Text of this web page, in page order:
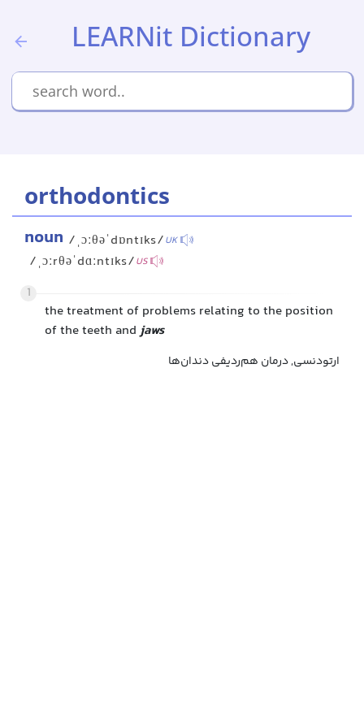
LEARNit Dictionary
orthodontics
noun /ˌɔːθəˈdɒntɪks/UK
/ˌɔːrθəˈdɑːntɪks/US
1
the treatment of problems relating to the position
of the teeth andjaws
ارتودنسی, درمان هم‌ردیفی دندان‌ها